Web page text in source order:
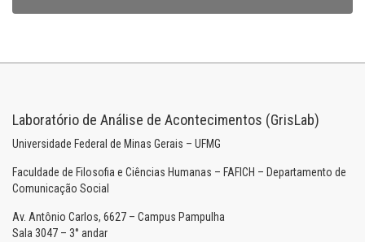
Laboratório de Análise de Acontecimentos (GrisLab)
Universidade Federal de Minas Gerais – UFMG
Faculdade de Filosofia e Ciências Humanas – FAFICH – Departamento de
Comunicação Social
Av. Antônio Carlos, 6627 – Campus Pampulha
Sala 3047 – 3° andar